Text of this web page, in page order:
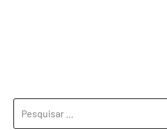
POR: